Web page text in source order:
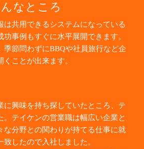
なところ
は共用できるシステムになっている
事例もすぐに水平展開できます。
季節問わずにBBQや社員旅行など企
ことが出来ます。
に興味を持ち探していたところ、テ
。テイケンの営業職は幅広い企業と
な分野との関わりが持てる仕事に就
したので入社しました。